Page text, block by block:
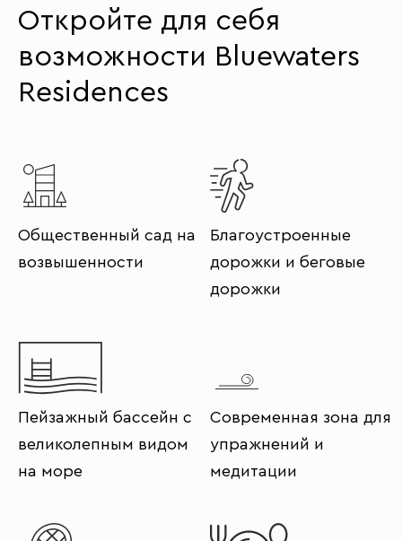
Откройте для себя
возможности Bluewaters
Residences
Общественный сад на
возвышенности
Благоустроенные
дорожки и беговые
дорожки
Пейзажный бассейн с
великолепным видом
на море
Современная зона для
упражнений и
медитации